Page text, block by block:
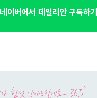
네이버에서 데일리안 구독하기